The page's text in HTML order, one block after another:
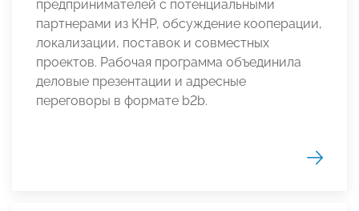
предпринимателей с потенциальными
партнерами из КНР, обсуждение кооперации,
локализации, поставок и совместных
проектов. Рабочая программа объединила
деловые презентации и адресные
переговоры в формате b2b.